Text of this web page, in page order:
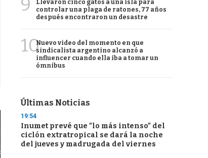
9
Llevaron cinco gatos a una isla para
controlar una plaga de ratones, 77 años
después encontraron un desastre
10Nuevo video del momento en que
sindicalista argentino alcanzó a
influencer cuando ella iba a tomar un
ómnibus
Últimas Noticias
19:54
Inumet prevé que "lo más intenso" del
ciclón extratropical se dará la noche
del jueves y madrugada del viernes